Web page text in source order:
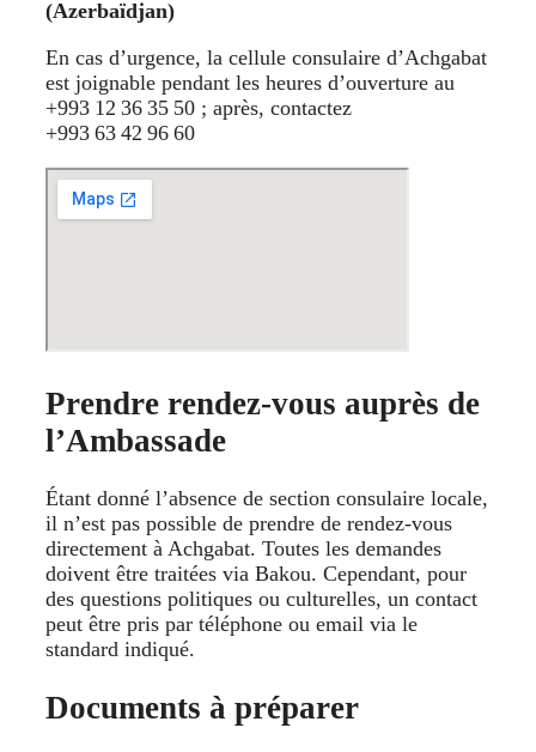
(Azerbaïdjan)
En cas d’urgence, la cellule consulaire d’Achgabat
est joignable pendant les heures d’ouverture au
+993 12 36 35 50 ; après, contactez
+993 63 42 96 60
Prendre rendez-vous auprès de
l’Ambassade
Étant donné l’absence de section consulaire locale,
il n’est pas possible de prendre de rendez-vous
directement à Achgabat. Toutes les demandes
doivent être traitées via Bakou. Cependant, pour
des questions politiques ou culturelles, un contact
peut être pris par téléphone ou email via le
standard indiqué.
Documents à préparer